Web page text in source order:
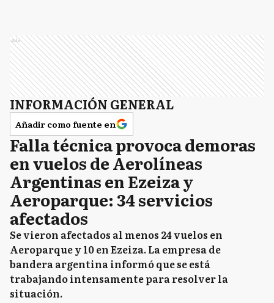
Ads
INFORMACIÓN GENERAL
Añadir como fuente en
Falla técnica provoca demoras
en vuelos de Aerolíneas
Argentinas en Ezeiza y
Aeroparque: 34 servicios
afectados
Se vieron afectados al menos 24 vuelos en
Aeroparque y 10 en Ezeiza. La empresa de
bandera argentina informó que se está
trabajando intensamente para resolver la
situación.